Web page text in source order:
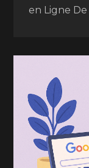
en Ligne